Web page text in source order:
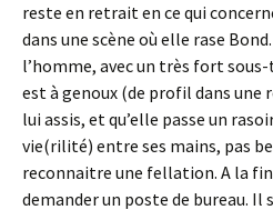
reste en retrait en ce qui
dans une scène où elle rase
l’homme, avec un très fort
est à genoux (de profil dans
lui assis, et qu’elle passe un
vie(rilité) entre ses mains, pas
reconnaitre une fellation. A la fin
demander un poste de bureau. Il